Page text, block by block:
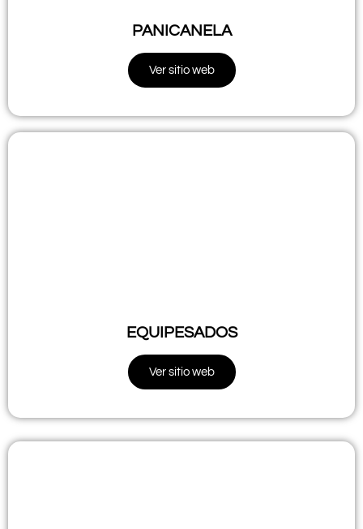
PANICANELA
Ver sitio web
EQUIPESADOS
Ver sitio web